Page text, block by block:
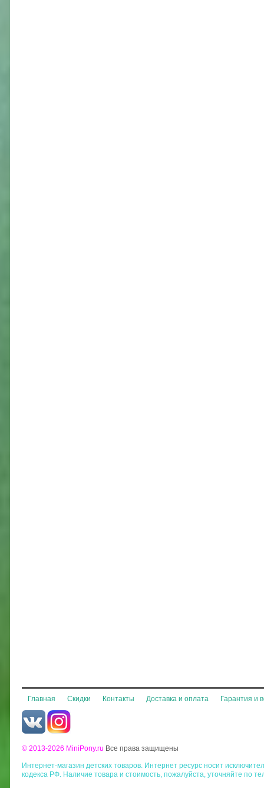
Главная Скидки Контакты Доставка и оплата Гарантия и
© 2013-2026 MiniPony.ru Все права защищены
Интернет-магазин детских товаров. Интернет ресурс носит
кодекса РФ. Наличие товара и стоимость, пожалуйста, уточняйте по